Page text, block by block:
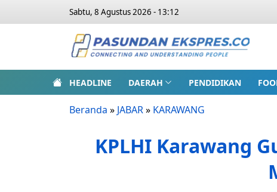
Sabtu, 8 Agustus 2026 - 13:12
HEADLINE DAERAH PENDIDIKAN
Beranda » JABAR» KARAWANG
KPLHI Karawang